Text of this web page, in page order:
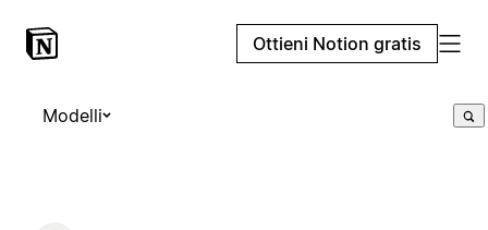
Ottieni Notion gratis
Modelli